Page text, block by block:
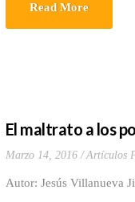
Read More
El maltrato a los
Marzo 14, 2016 Artículos
Autor: Jesús Villanueva